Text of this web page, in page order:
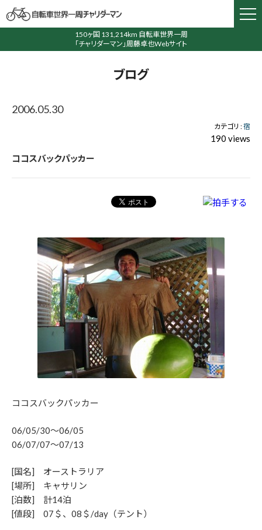
150ヶ国 131,214km 自転車世界一周
「チャリダーマン」周藤卓也Webサイト
ブログ
2006.05.30
カテゴリ :宿
190 views
ココスバックパッカー
ココスバックパッカー
06/05/30～06/05
06/07/07～07/13
[国名] オーストラリア
[場所] キャサリン
[泊数] 計14泊
[値段] 07＄、08＄/day（テント）